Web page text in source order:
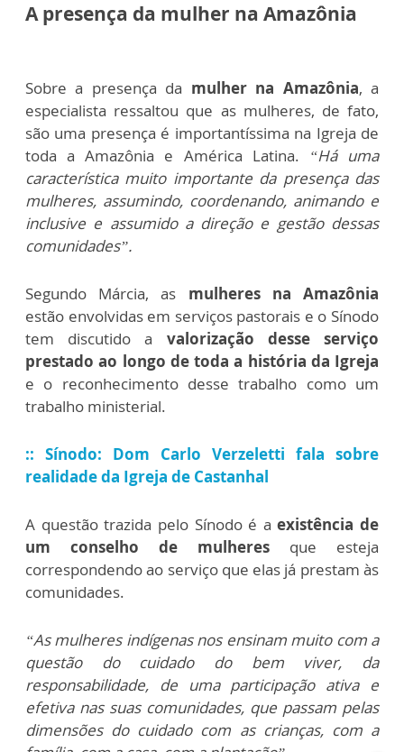
A presença da mulher na Amazônia
Sobre a presença da mulher na Amazônia, a
especialista ressaltou que as mulheres, de fato,
são uma presença é importantíssima na Igreja de
toda a Amazônia e América Latina. “Há uma
característica muito importante da presença das
mulheres, assumindo, coordenando, animando e
inclusive e assumido a direção e gestão dessas
comunidades”.
Segundo Márcia, as mulheres na Amazônia
estão envolvidas em serviços pastorais e o Sínodo
tem discutido a valorização desse serviço
prestado ao longo de toda a história da Igreja
e o reconhecimento desse trabalho como um
trabalho ministerial.
:: Sínodo: Dom Carlo Verzeletti fala sobre
realidade da Igreja de Castanhal
A questão trazida pelo Sínodo é aexistência de
um conselho de mulheres que esteja
correspondendo ao serviço que elas já prestam às
comunidades.
“As mulheres indígenas nos ensinam muito com a
questão do cuidado do bem viver, da
responsabilidade, de uma participação ativa e
efetiva nas suas comunidades, que passam pelas
dimensões do cuidado com as crianças, com a